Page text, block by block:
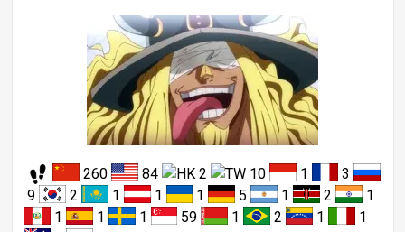
260 84 2 10 1
3
9
2 1 1 1 5 1 2
1
1
1 1 59 1 2 1
1